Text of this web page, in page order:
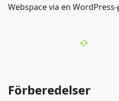
Webspace via en
Förberedelser